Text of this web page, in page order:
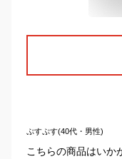
ぷすぷす(40代・男性)
こちらの商品はいか